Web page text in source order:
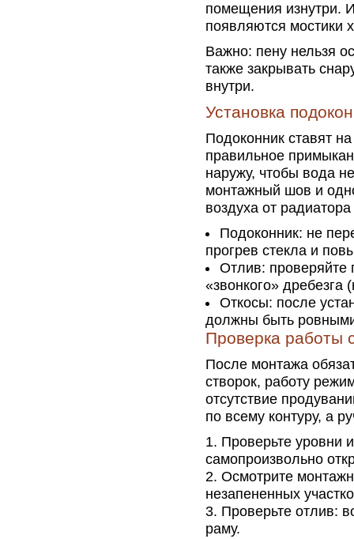
помещения изнутри.
появляются мостики
Важно: пену нельзя
также закрывать
внутри.
Установка
Подоконник ставят
правильное
наружу, чтобы вода
монтажный шов и
воздуха от радиатора
Подоконник: не
прогрев стекла и
Отлив: проверяйте
«звонкого»
Откосы: после
должны быть
Проверка работы
После монтажа
створок, работу
отсутствие
по всему контуру, а
Проверьте уровни
самопроизвольно
Осмотрите
незапененных
Проверьте отлив:
раму.